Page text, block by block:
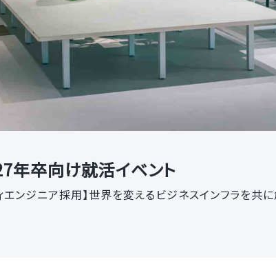
年卒向け就活イベント
ンジニア採用】世界を変えるビジネスインフラを共